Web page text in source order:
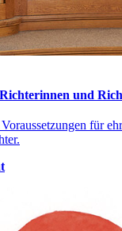
und
für